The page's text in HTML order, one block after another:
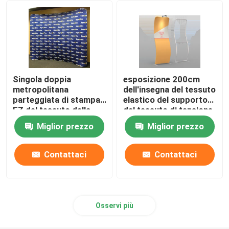
Reception portatili
tenda all'aperto del baldacchino
Pareti della cabina della fiera commerciale
Tiro della Tabella della fiera commerciale
Supporto del contesto di mostra
Singola doppia
metropolitana
parteggiata di stampa
EZ del tessuto della
fiera commerciale del
supporto riutilizzabile
dell'insegna
Miglior prezzo
Contattaci
esposizione 200cm
dell'insegna del tessuto
elastico del supporto
del tessuto di tensione
del serpente curva JPG
72dpi Miglior prezzo
Contattaci
Osservi più